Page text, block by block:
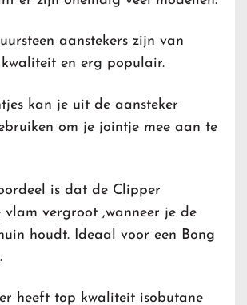
aanstekers zijn van
kwaliteit en erg populair.
kan je uit de aansteker
om je jointje mee aan te
is dat de Clipper
vlam vergroot ,wanneer je de
houdt. Ideaal voor een Bong
heeft top kwaliteit isobutane